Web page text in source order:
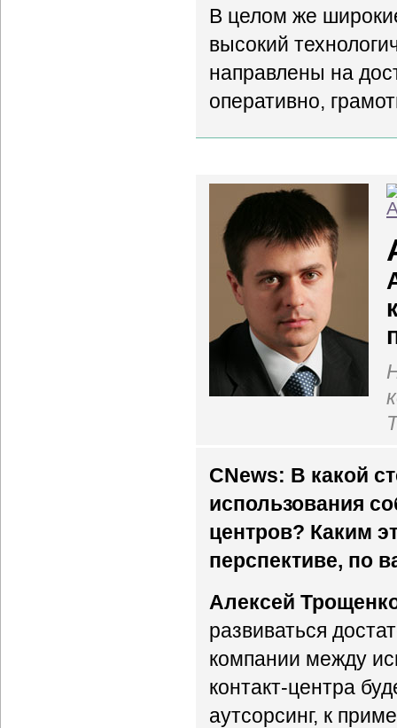
В целом же
высокий
направлены на
оперативно,
CNews: В какой
использования
центров? Каким
перспективе, по
Алексей
развиваться
компании между
контакт-центра
аутсорсинг, к